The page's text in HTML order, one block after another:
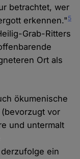
betrachtet, wer
erkennen."5
Grab-Ritters
Ort als
ökumenische
vor
und untermalt
ein